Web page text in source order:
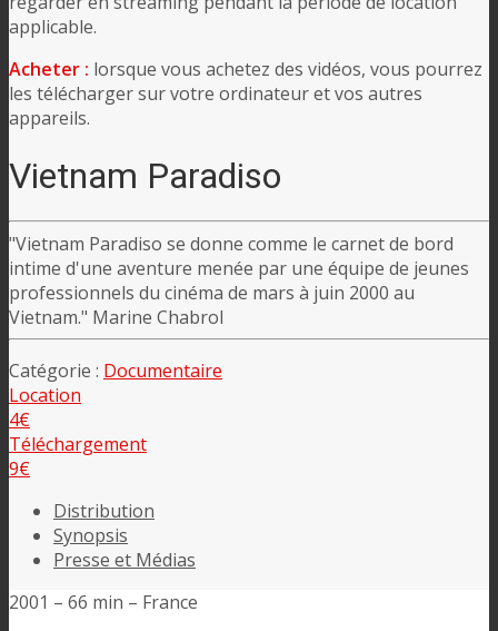
applicable.
Acheter : lorsque vous achetez des vidéos, vous pourrez
les télécharger sur votre ordinateur et vos autres
appareils.
Vietnam Paradiso
"Vietnam Paradiso se donne comme le carnet de bord
intime d'une aventure menée par une équipe de jeunes
professionnels du cinéma de mars à juin 2000 au
Vietnam." Marine Chabrol
Catégorie : Documentaire
Location
4€
Téléchargement
9€
Distribution
Synopsis
Presse et Médias
2001 – 66 min – France